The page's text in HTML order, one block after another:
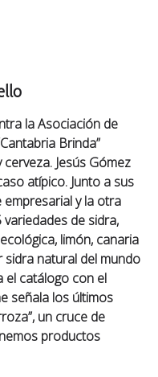
la Asociación de
Brinda”
Jesús Gómez
atípico. Junto a sus
empresarial y la otra
de sidra,
limón, canaria
sidra natural del mundo
el catálogo con el
señala los últimos
un cruce de
productos